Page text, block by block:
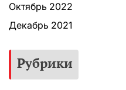
Октябрь 2022
Декабрь 2021
Рубрики